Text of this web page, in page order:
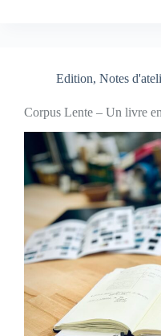
Edition, Notes
Corpus Lente – Un livre